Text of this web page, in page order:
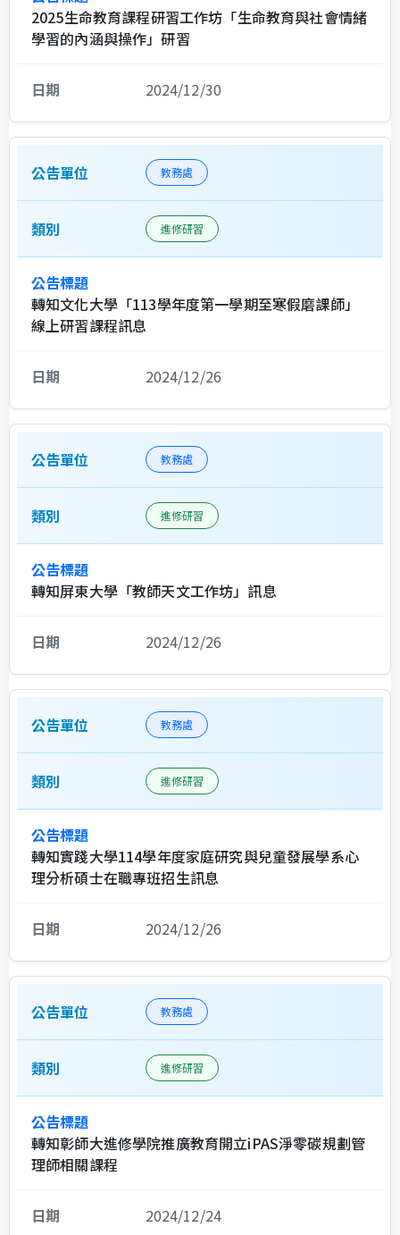
2025生命教育課程研習工作坊「生命教育與社會情緒
學習的內涵與操作」研習
2024/12/30
教務處
進修研習
轉知文化大學「113學年度第一學期至寒假磨課師」
線上研習課程訊息
2024/12/26
教務處
進修研習
轉知屏東大學「教師天文工作坊」訊息
2024/12/26
教務處
進修研習
轉知實踐大學114學年度家庭研究與兒童發展學系心
理分析碩士在職專班招生訊息
2024/12/26
教務處
進修研習
轉知彰師大進修學院推廣教育開立iPAS淨零碳規劃管
理師相關課程
2024/12/24